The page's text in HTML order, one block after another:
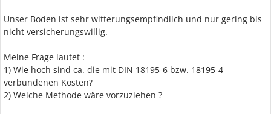
Unser Boden ist sehr witterungsempfindlich und nur gering bis
nicht versicherungswillig.
Meine Frage lautet :
1) Wie hoch sind ca. die mit DIN 18195-6 bzw. 18195-4
verbundenen Kosten?
2) Welche Methode wäre vorzuziehen ?